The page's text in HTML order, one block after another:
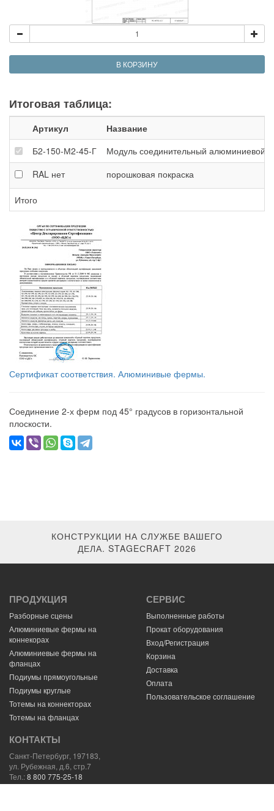
В КОРЗИНУ
Итоговая таблица:
Артикул
Название
Б2-150-М2-45-Г
Модуль соединительный алюминиевой
RAL нет порошковая покраска
Итого
Сертификат соответствия. Алюминивые фермы.
Соединение 2-х ферм под 45° градусов в горизонтальной
плоскости.
КОНСТРУКЦИИ НА СЛУЖБЕ ВАШЕГО
ДЕЛА. STAGEСRAFT 2026
ПРОДУКЦИЯ
Разборные сцены
Алюминиевые фермы на
коннекорах
Алюминиевые фермы на
фланцах
Подиумы прямоугольные
Подиумы круглые
Тотемы на коннекторах
Тотемы на фланцах
СЕРВИС
Выполненные работы
Прокат оборудования
Вход/Регистрация
Корзина
Доставка
Оплата
Пользовательское соглашение
КОНТАКТЫ
Санкт-Петербург, 197183,
ул. Рубежная, д.6, стр.7
Тел.:8 800 775-25-18
E-mail:mail@stagecraft.ru